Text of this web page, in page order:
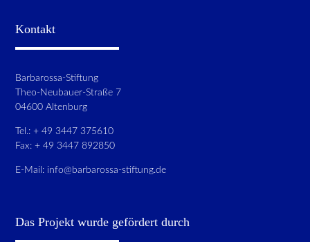
Kontakt
Barbarossa-Stiftung
Theo-Neubauer-Straße 7
04600 Altenburg
Tel.: + 49 3447 375610
Fax: + 49 3447 892850
E-Mail: info@barbarossa-stiftung.de
Das Projekt wurde gefördert durch